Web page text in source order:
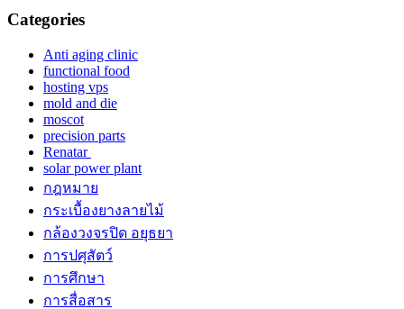
Categories
Anti aging clinic
functional food
hosting vps
mold and die
moscot
precision parts
Renatar
solar power plant
กฎหมาย
กระเบื้องยางลายไม้
กล้องวงจรปิด อยุธยา
การปศุสัตว์
การศึกษา
การสื่อสาร